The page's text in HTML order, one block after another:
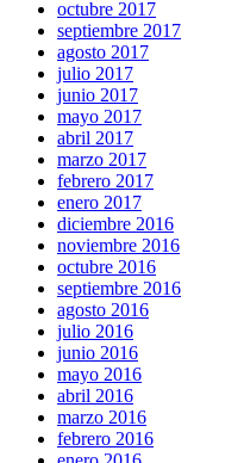
octubre 2017
septiembre 2017
agosto 2017
julio 2017
junio 2017
mayo 2017
abril 2017
marzo 2017
febrero 2017
enero 2017
diciembre 2016
noviembre 2016
octubre 2016
septiembre 2016
agosto 2016
julio 2016
junio 2016
mayo 2016
abril 2016
marzo 2016
febrero 2016